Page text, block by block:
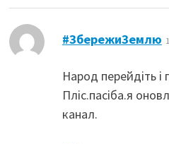
#ЗбережиЗемлю
Народ перейдіть і
Пліс.пасіба.я
канал.